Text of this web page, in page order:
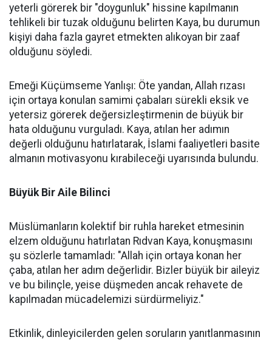
yeterli görerek bir "doygunluk" hissine kapılmanın
tehlikeli bir tuzak olduğunu belirten Kaya, bu durumun
kişiyi daha fazla gayret etmekten alıkoyan bir zaaf
olduğunu söyledi.
Emeği Küçümseme Yanlışı: Öte yandan, Allah rızası
için ortaya konulan samimi çabaları sürekli eksik ve
yetersiz görerek değersizleştirmenin de büyük bir
hata olduğunu vurguladı. Kaya, atılan her adımın
değerli olduğunu hatırlatarak, İslami faaliyetleri basite
almanın motivasyonu kırabileceği uyarısında bulundu.
Büyük Bir Aile Bilinci
Müslümanların kolektif bir ruhla hareket etmesinin
elzem olduğunu hatırlatan Rıdvan Kaya, konuşmasını
şu sözlerle tamamladı: "Allah için ortaya konan her
çaba, atılan her adım değerlidir. Bizler büyük bir aileyiz
ve bu bilinçle, yeise düşmeden ancak rehavete de
kapılmadan mücadelemizi sürdürmeliyiz."
Etkinlik, dinleyicilerden gelen soruların yanıtlanmasının